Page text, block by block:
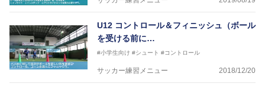
U12 コントロール＆フィニッシュ（ボール
を受ける前に…
#小学生向け #シュート #コントロール
サッカー練習メニュー 2018/12/20